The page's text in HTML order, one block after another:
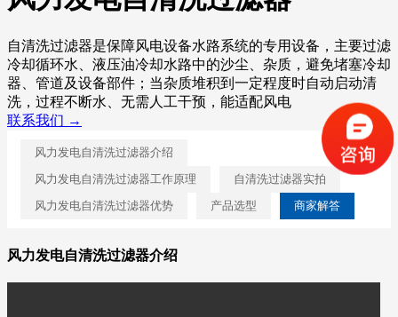
自清洗过滤器是保障风电设备水路系统的专用设备，主要过滤
冷却循环水、液压油冷却水路中的沙尘、杂质，避免堵塞冷却
器、管道及设备部件；当杂质堆积到一定程度时自动启动清
洗，过程不断水、无需人工干预，能适配风电
联系我们 →
风力发电自清洗过滤器介绍
风力发电自清洗过滤器工作原理
自清洗过滤器实拍
风力发电自清洗过滤器优势
产品选型 商家解答
风力发电自清洗过滤器介绍